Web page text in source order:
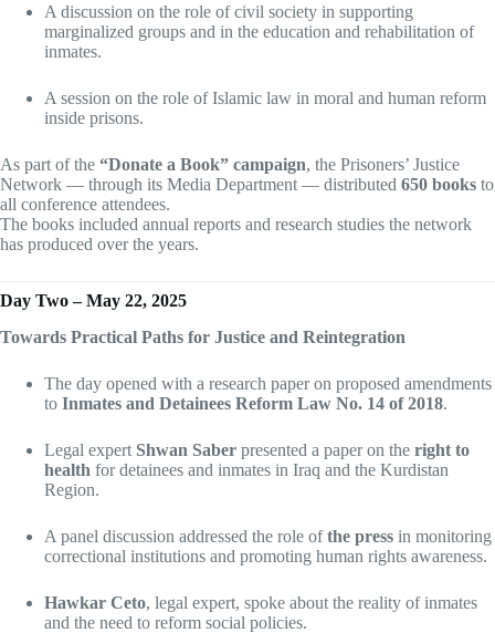
A discussion on the role of civil society in supporting
marginalized groups and in the education and rehabilitation of
inmates.
A session on the role of Islamic law in moral and human reform
inside prisons.
As part of the “Donate a Book” campaign, the Prisoners’ Justice
Network — through its Media Department — distributed 650 books to
all conference attendees.
The books included annual reports and research studies the network
has produced over the years.
Day Two – May 22, 2025
Towards Practical Paths for Justice and Reintegration
The day opened with a research paper on proposed amendments
to Inmates and Detainees Reform Law No. 14 of 2018.
Legal expert Shwan Saber presented a paper on the right to
health for detainees and inmates in Iraq and the Kurdistan
Region.
A panel discussion addressed the role ofthe press in monitoring
correctional institutions and promoting human rights awareness.
Hawkar Ceto, legal expert, spoke about the reality of inmates
and the need to reform social policies.